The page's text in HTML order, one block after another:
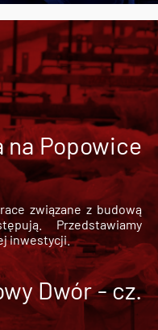
na Popowice
związane z budową
Przedstawiamy
inwestycji.
Dwór - cz.